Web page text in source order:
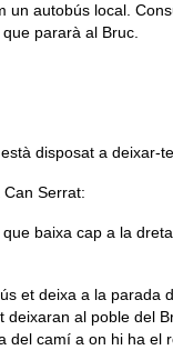
un autobús local.
pararà al Bruc.
disposat a deixar-
Serrat:
baixa cap a la
et deixa a la parada
deixaran al poble del
del camí a on hi ha